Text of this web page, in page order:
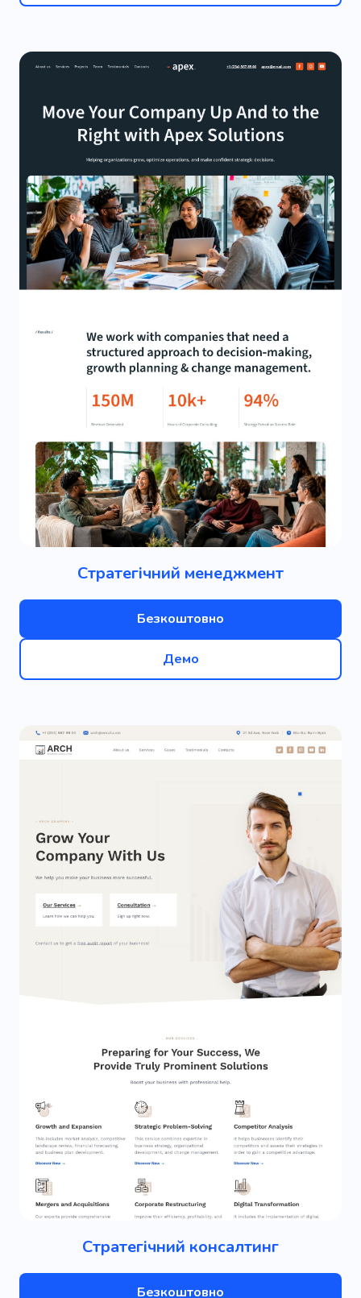
Стратегічний менеджмент
Безкоштовно
Демо
Стратегічний консалтинг
Безкоштовно